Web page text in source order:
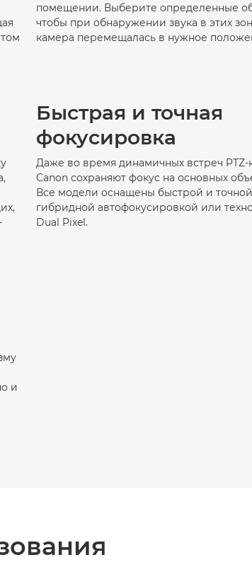
помещении. Выберите определенные
чтобы при обнаружении звука в этих
камера перемещалась в нужное
Быстрая и точная
фокусировка
Даже во время динамичных встреч
Canon сохраняют фокус на основных
Все модели оснащены быстрой и точной
гибридной автофокусировкой или
Dual Pixel.
и